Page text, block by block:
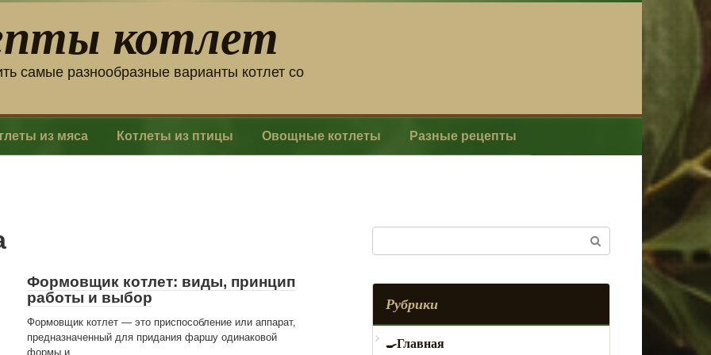
котлет
самые разнообразные варианты котлет со
из мяса Котлеты из птицы Овощные котлеты Разные рецепты
Формовщик котлет: виды, принцип
работы и выбор
Формовщик котлет — это приспособление или аппарат,
предназначенный для придания фаршу одинаковой
формы и
Рубрики
Главная